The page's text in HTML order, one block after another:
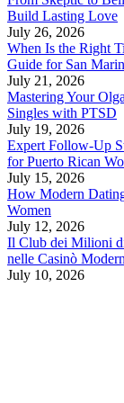
Build Lasting Love
July 26, 2026
When Is the Right
Guide for San
July 21, 2026
Mastering Your
Singles with PTSD
July 19, 2026
Expert Follow‑Up
for Puerto Rican
July 15, 2026
How Modern
Women
July 12, 2026
Il Club dei Milioni
nelle Casinò
July 10, 2026